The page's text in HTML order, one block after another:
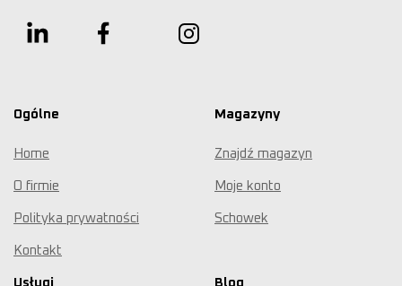
Ogólne
Home
O firmie
Polityka prywatności
Kontakt
Magazyny
Znajdź magazyn
Moje konto
Schowek
Usługi Blog